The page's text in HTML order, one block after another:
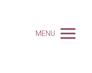
MENU